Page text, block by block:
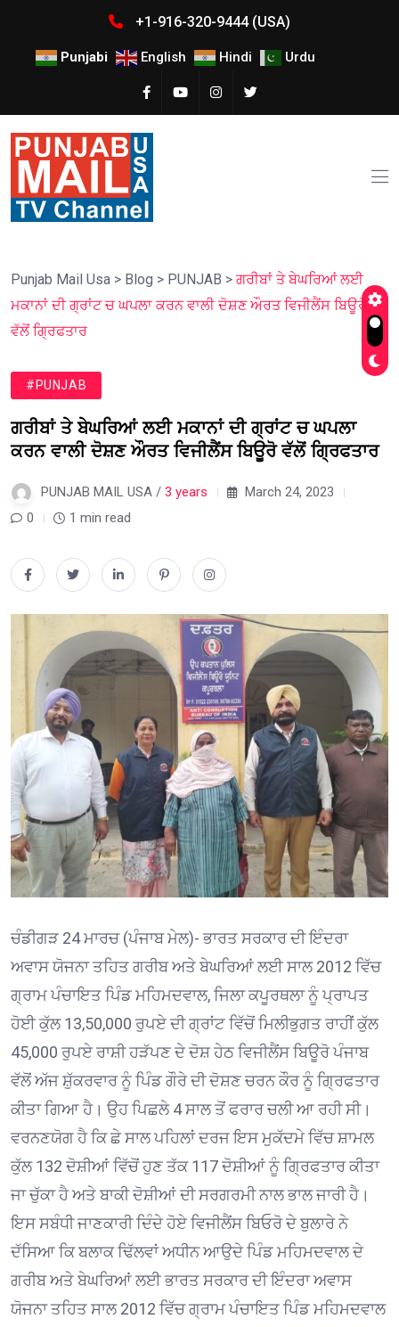
+1-916-320-9444 (USA)
Punjabi English Hindi Urdu
Punjab Mail Usa > Blog > PUNJAB > ਗਰੀਬਾਂ ਤੇ ਬੇਘਰਿਆਂ ਲਈ
ਮਕਾਨਾਂ ਦੀ ਗ੍ਰਾਂਟ ਚ ਘਪਲਾ ਕਰਨ ਵਾਲੀ ਦੋਸ਼ਣ ਔਰਤ ਵਿਜੀਲੈਂਸ ਬਿਊਰੋ
ਵੱਲੋਂ ਗ੍ਰਿਫਤਾਰ
#PUNJAB
ਗਰੀਬਾਂ ਤੇ ਬੇਘਰਿਆਂ ਲਈ ਮਕਾਨਾਂ ਦੀ ਗ੍ਰਾਂਟ ਚ ਘਪਲਾ
ਕਰਨ ਵਾਲੀ ਦੋਸ਼ਣ ਔਰਤ ਵਿਜੀਲੈਂਸ ਬਿਊਰੋ ਵੱਲੋਂ ਗ੍ਰਿਫਤਾਰ
PUNJAB MAIL USA / 3 years
March 24, 2023
0
1 min read
ਚੰਡੀਗੜ 24 ਮਾਰਚ (ਪੰਜਾਬ ਮੇਲ)- ਭਾਰਤ ਸਰਕਾਰ ਦੀ ਇੰਦਰਾ
ਅਵਾਸ ਯੋਜਨਾ ਤਹਿਤ ਗਰੀਬ ਅਤੇ ਬੇਘਰਿਆਂ ਲਈ ਸਾਲ 2012 ਵਿੱਚ
ਗ੍ਰਾਮ ਪੰਚਾਇਤ ਪਿੰਡ ਮਹਿਮਦਵਾਲ, ਜਿਲਾ ਕਪੂਰਥਲਾ ਨੂੰ ਪ੍ਰਾਪਤ
ਹੋਈ ਕੁੱਲ 13,50,000 ਰੁਪਏ ਦੀ ਗ੍ਰਾਂਟ ਵਿੱਚੋਂ ਮਿਲੀਭੁਗਤ ਰਾਹੀਂ ਕੁੱਲ
45,000 ਰੁਪਏ ਰਾਸ਼ੀ ਹੜੱਪਣ ਦੇ ਦੋਸ਼ ਹੇਠ ਵਿਜੀਲੈਂਸ ਬਿਊਰੋ ਪੰਜਾਬ
ਵੱਲੋਂ ਅੱਜ ਸ਼ੁੱਕਰਵਾਰ ਨੂੰ ਪਿੰਡ ਗੌਰੇ ਦੀ ਦੋਸ਼ਣ ਚਰਨ ਕੌਰ ਨੂੰ ਗ੍ਰਿਫਤਾਰ
ਕੀਤਾ ਗਿਆ ਹੈ। ਉਹ ਪਿਛਲੇ 4 ਸਾਲ ਤੋਂ ਫਰਾਰ ਚਲੀ ਆ ਰਹੀ ਸੀ।
ਵਰਨਣਯੋਗ ਹੈ ਕਿ ਛੇ ਸਾਲ ਪਹਿਲਾਂ ਦਰਜ ਇਸ ਮੁਕੱਦਮੇ ਵਿੱਚ ਸ਼ਾਮਲ
ਕੁੱਲ 132 ਦੋਸ਼ੀਆਂ ਵਿੱਚੋਂ ਹੁਣ ਤੱਕ 117 ਦੋਸ਼ੀਆਂ ਨੂੰ ਗ੍ਰਿਫਤਾਰ ਕੀਤਾ
ਜਾ ਚੁੱਕਾ ਹੈ ਅਤੇ ਬਾਕੀ ਦੋਸ਼ੀਆਂ ਦੀ ਸਰਗਰਮੀ ਨਾਲ ਭਾਲ ਜਾਰੀ ਹੈ।
ਇਸ ਸਬੰਧੀ ਜਾਣਕਾਰੀ ਦਿੰਦੇ ਹੋਏ ਵਿਜੀਲੈਂਸ ਬਿਓਰੋ ਦੇ ਬੁਲਾਰੇ ਨੇ
ਦੱਸਿਆ ਕਿ ਬਲਾਕ ਢਿੱਲਵਾਂ ਅਧੀਨ ਆਉਦੇ ਪਿੰਡ ਮਹਿਮਦਵਾਲ ਦੇ
ਗਰੀਬ ਅਤੇ ਬੇਘਰਿਆਂ ਲਈ ਭਾਰਤ ਸਰਕਾਰ ਦੀ ਇੰਦਰਾ ਅਵਾਸ
ਯੋਜਨਾ ਤਹਿਤ ਸਾਲ 2012 ਵਿੱਚ ਗ੍ਰਾਮ ਪੰਚਾਇਤ ਪਿੰਡ ਮਹਿਮਦਵਾਲ